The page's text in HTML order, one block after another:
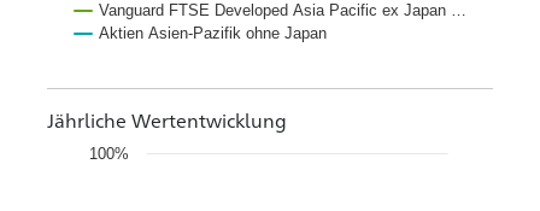
Vanguard FTSE Developed Asia Pacific ex Japan …
Aktien Asien-Pazifik ohne Japan
Jährliche Wertentwicklung
100%